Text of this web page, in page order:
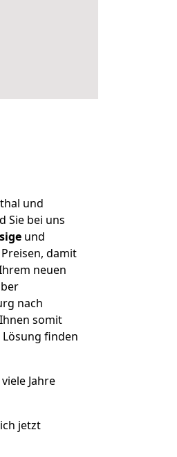
und
Sie bei uns
und
damit
neuen
nach
somit
finden
Jahre
jetzt